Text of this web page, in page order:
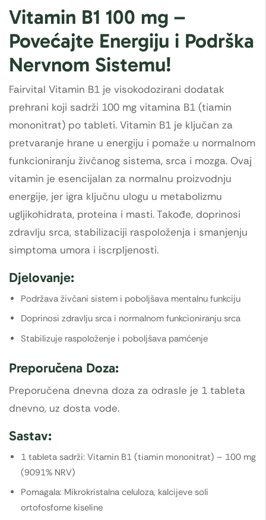
Vitamin B1 100 mg –
Povećajte Energiju i Podrška
Nervnom Sistemu!
Fairvital Vitamin B1 je visokodozirani dodatak
prehrani koji sadrži 100 mg vitamina B1 (tiamin
mononitrat) po tableti. Vitamin B1 je ključan za
pretvaranje hrane u energiju i pomaže u normalnom
funkcioniranju živčanog sistema, srca i mozga. Ovaj
vitamin je esencijalan za normalnu proizvodnju
energije, jer igra ključnu ulogu u metabolizmu
ugljikohidrata, proteina i masti. Takođe, doprinosi
zdravlju srca, stabilizaciji raspoloženja i smanjenju
simptoma umora i iscrpljenosti.
Djelovanje:
Podržava živčani sistem i poboljšava mentalnu funkciju
Doprinosi zdravlju srca i normalnom funkcioniranju srca
Stabilizuje raspoloženje i poboljšava pamćenje
Preporučena Doza:
Preporučena dnevna doza za odrasle je 1 tableta
dnevno, uz dosta vode.
Sastav:
1 tableta sadrži: Vitamin B1 (tiamin mononitrat) – 100 mg
(9091% NRV)
Pomagala: Mikrokristalna celuloza, kalcijeve soli
ortofosforne kiseline